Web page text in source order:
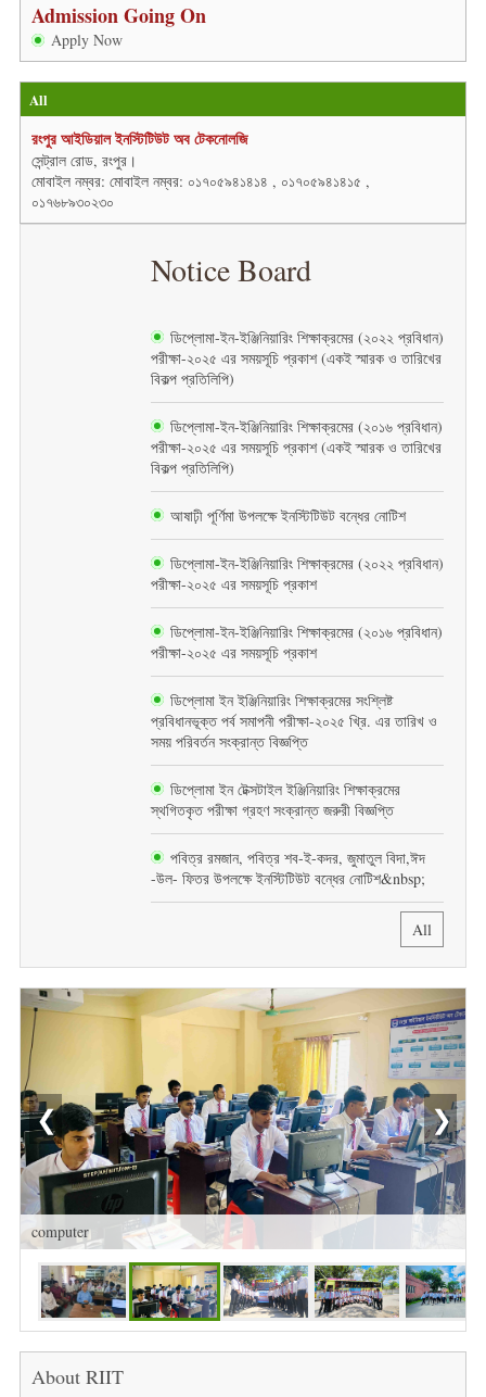
Admission Going On
Apply Now
All
রংপুর আইডিয়াল ইনস্টিটিউট অব টেকনোলজি
সেন্ট্রাল রোড, রংপুর।
মোবাইল নম্বর: মোবাইল নম্বর: ০১৭০৫৯৪১৪১৪ , ০১৭০৫৯৪১৪১৫ ,
০১৭৬৮৯৩০২৩০
Notice Board
ডিপ্লোমা-ইন-ইঞ্জিনিয়ারিং শিক্ষাক্রমের (২০২২ প্রবিধান)
পরীক্ষা-২০২৫ এর সময়সূচি প্রকাশ (একই স্মারক ও তারিখের
বিকল্প প্রতিলিপি)
ডিপ্লোমা-ইন-ইঞ্জিনিয়ারিং শিক্ষাক্রমের (২০১৬ প্রবিধান)
পরীক্ষা-২০২৫ এর সময়সূচি প্রকাশ (একই স্মারক ও তারিখের
বিকল্প প্রতিলিপি)
আষাঢ়ী পূর্ণিমা উপলক্ষে ইনস্টিটিউট বন্ধের নোটিশ
ডিপ্লোমা-ইন-ইঞ্জিনিয়ারিং শিক্ষাক্রমের (২০২২ প্রবিধান)
পরীক্ষা-২০২৫ এর সময়সূচি প্রকাশ
ডিপ্লোমা-ইন-ইঞ্জিনিয়ারিং শিক্ষাক্রমের (২০১৬ প্রবিধান)
পরীক্ষা-২০২৫ এর সময়সূচি প্রকাশ
ডিপ্লোমা ইন ইঞ্জিনিয়ারিং শিক্ষাক্রমের সংশ্লিষ্ট
প্রবিধানভূক্ত পর্ব সমাপনী পরীক্ষা-২০২৫ খ্রি. এর তারিখ ও
সময় পরিবর্তন সংক্রান্ত বিজ্ঞপ্তি
ডিপ্লোমা ইন টেক্সটাইল ইঞ্জিনিয়ারিং শিক্ষাক্রমের
স্থগিতকৃত পরীক্ষা গ্রহণ সংক্রান্ত জরুরী বিজ্ঞপ্তি
পবিত্র রমজান, পবিত্র শব-ই-কদর, জুমাতুল বিদা,ঈদ
-উল- ফিতর উপলক্ষে ইনস্টিটিউট বন্ধের নোটিশ&nbsp;
All
❮ ❯
computer
About RIIT